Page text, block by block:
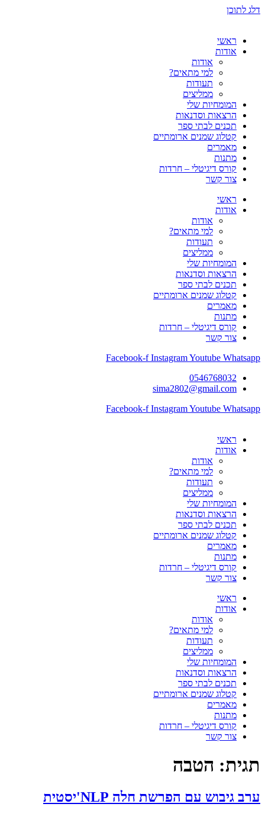
דלג לתוכן
ראשי
אודות
אודות
למי מתאים?
תעודות
ממליצים
המומחיות שלי
הרצאות וסדנאות
תכנים לבתי ספר
קטלוג שמנים ארומתיים
מאמרים
מתנות
קורס דיגיטלי – חרדות
צור קשר
ראשי
אודות
אודות
למי מתאים?
תעודות
ממליצים
המומחיות שלי
הרצאות וסדנאות
תכנים לבתי ספר
קטלוג שמנים ארומתיים
מאמרים
מתנות
קורס דיגיטלי – חרדות
צור קשר
Facebook-f InstagramYoutube Whatsapp
0546768032
sima2802@gmail.com
Facebook-f InstagramYoutube Whatsapp
ראשי
אודות
אודות
למי מתאים?
תעודות
ממליצים
המומחיות שלי
הרצאות וסדנאות
תכנים לבתי ספר
קטלוג שמנים ארומתיים
מאמרים
מתנות
קורס דיגיטלי – חרדות
צור קשר
ראשי
אודות
אודות
למי מתאים?
תעודות
ממליצים
המומחיות שלי
הרצאות וסדנאות
תכנים לבתי ספר
קטלוג שמנים ארומתיים
מאמרים
מתנות
קורס דיגיטלי – חרדות
צור קשר
תגית: הטבה
ערב גיבוש עם הפרשת חלה NLP'יסטית